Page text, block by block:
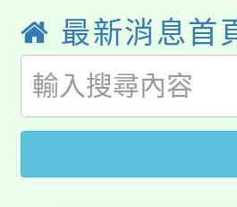
生本土語及
公告本校
代理(課)教
公告本校
代理(課)教
轉知中國
《TA101
轉知苗栗
最新消息首